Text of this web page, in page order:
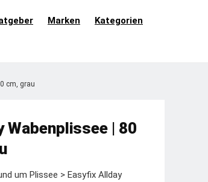
Marken Kategorien
cm, grau
Wabenplissee | 80
um Plissee > Easyfix Allday